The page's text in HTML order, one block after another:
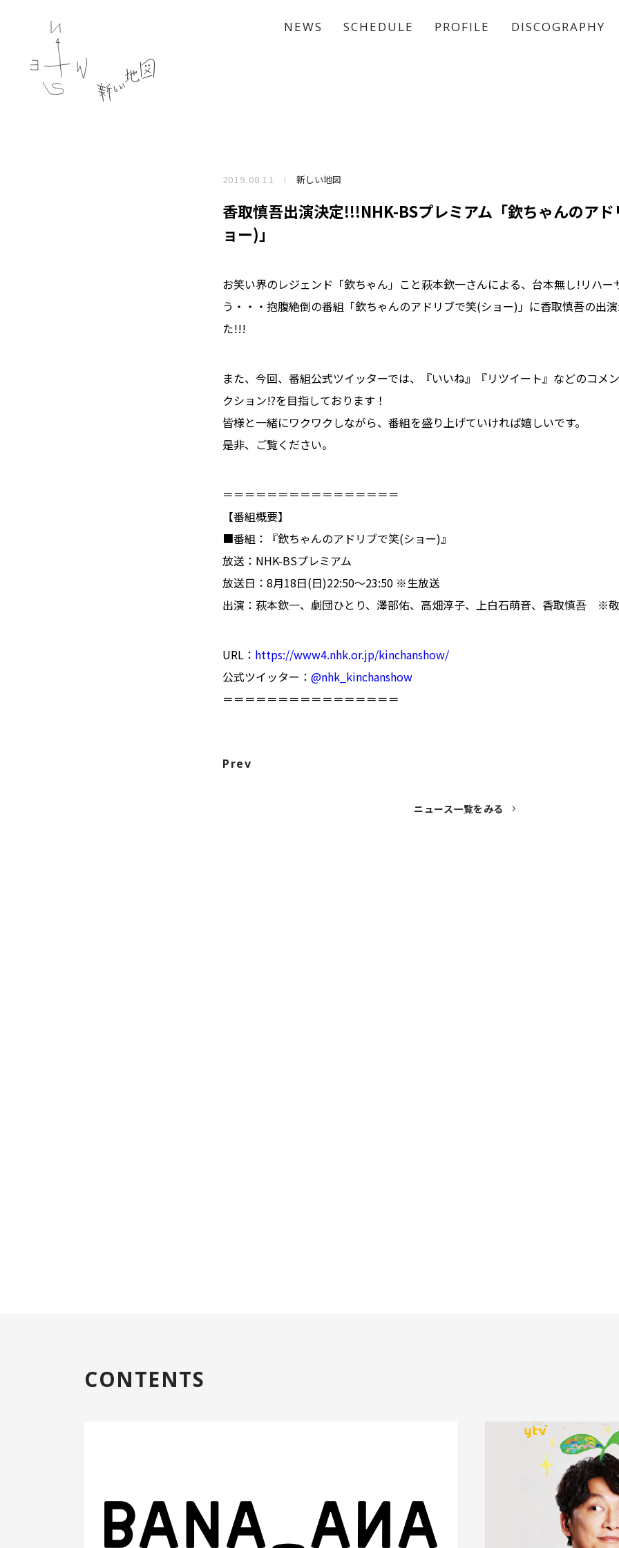
NEWS SCHEDULE PROFILE DISCOGRAPHY
2019.08.11 新しい地図
香取慎吾出演決定!!!NHK-BSプレミアム「欽ちゃんのア
ョー)」
お笑い界のレジェンド「欽ちゃん」こと萩本欽一さんによる、台本無し!リハー
う・・・抱腹絶倒の番組「欽ちゃんのアドリブで笑(ショー)」に香取慎吾の出
た!!!
また、今回、番組公式ツイッターでは、『いいね』『リツイート』などのコメ
クション!?を目指しております！
皆様と一緒にワクワクしながら、番組を盛り上げていければ嬉しいです。
是非、ご覧ください。
＝＝＝＝＝＝＝＝＝＝＝＝＝＝＝＝
【番組概要】
■番組：『欽ちゃんのアドリブで笑(ショー)』
放送：NHK-BSプレミアム
放送日：8月18日(日)22:50～23:50 ※生放送
出演：萩本欽一、劇団ひとり、澤部佑、高畑淳子、上白石萌音、香取慎吾 ※
URL： https://www4.nhk.or.jp/kinchanshow/
公式ツイッター： @nhk_kinchanshow
＝＝＝＝＝＝＝＝＝＝＝＝＝＝＝＝
Prev
ニュース一覧をみる
CONTENTS